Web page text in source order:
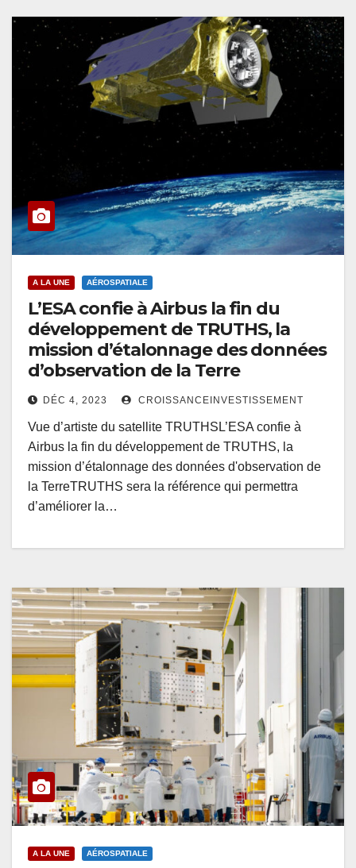
A LA UNE AÉROSPATIALE
L’ESA confie à Airbus la fin du
développement de TRUTHS, la
mission d’étalonnage des données
d’observation de la Terre
DÉC 4, 2023 CROISSANCEINVESTISSEMENT
Vue d’artiste du satellite TRUTHSL’ESA confie à
Airbus la fin du développement de TRUTHS, la
mission d’étalonnage des données d'observation de
la TerreTRUTHS sera la référence qui permettra
d’améliorer la…
A LA UNE AÉROSPATIALE